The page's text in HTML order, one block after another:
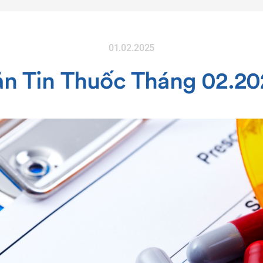
01.02.2025
Tin Thuốc Tháng